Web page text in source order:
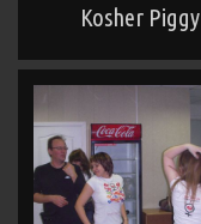
Kosher Piggy